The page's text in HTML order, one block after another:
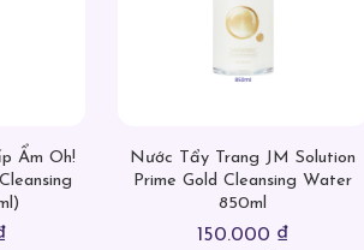
Ẩm Oh!
Nước Tẩy Trang JM Solution
Prime Gold Cleansing Water
850ml
150.000 ₫